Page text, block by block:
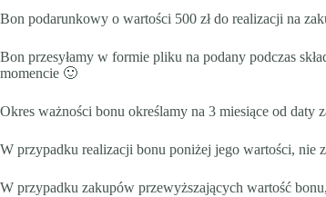
Bon podarunkowy o wartości 500 zł do realizacji na
Bon przesyłamy w formie pliku na podany podczas
momencie 🙂
Okres ważności bonu określamy na 3 miesiące od daty
W przypadku realizacji bonu poniżej jego wartości, nie
W przypadku zakupów przewyższających wartość